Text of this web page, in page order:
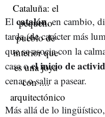
El catalán, en cambio,
tarda (de carácter más
que se asocia con la
casa oel inicio de
cenar o salir a pasear.
Más allá de lo